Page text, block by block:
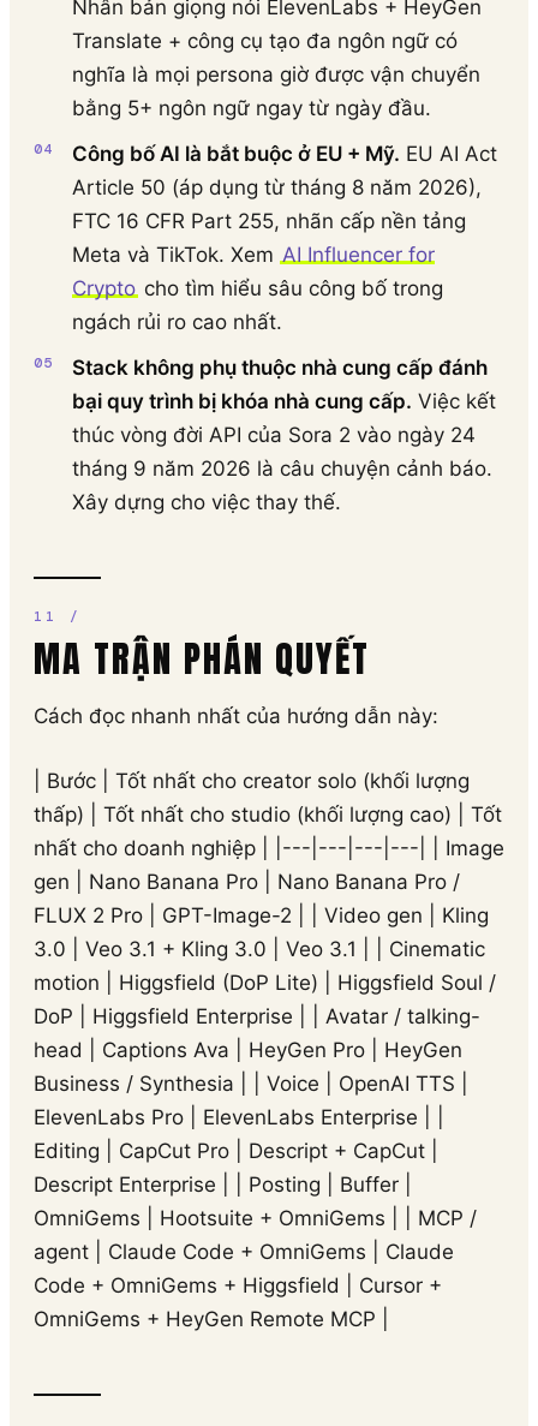
Nhân bản giọng nói ElevenLabs + HeyGen
Translate + công cụ tạo đa ngôn ngữ có
nghĩa là mọi persona giờ được vận chuyển
bằng 5+ ngôn ngữ ngay từ ngày đầu.
Công bố AI là bắt buộc ở EU + Mỹ. EU AI Act
Article 50 (áp dụng từ tháng 8 năm 2026),
FTC 16 CFR Part 255, nhãn cấp nền tảng
Meta và TikTok. Xem AI Influencer for
Crypto cho tìm hiểu sâu công bố trong
ngách rủi ro cao nhất.
Stack không phụ thuộc nhà cung cấp đánh
bại quy trình bị khóa nhà cung cấp. Việc kết
thúc vòng đời API của Sora 2 vào ngày 24
tháng 9 năm 2026 là câu chuyện cảnh báo.
Xây dựng cho việc thay thế.
MA TRẬN PHÁN QUYẾT
Cách đọc nhanh nhất của hướng dẫn này:
| Bước | Tốt nhất cho creator solo (khối lượng
thấp) | Tốt nhất cho studio (khối lượng cao) | Tốt
nhất cho doanh nghiệp | |---|---|---|---| | Image
gen | Nano Banana Pro | Nano Banana Pro /
FLUX 2 Pro | GPT-Image-2 | | Video gen | Kling
3.0 | Veo 3.1 + Kling 3.0 | Veo 3.1 | | Cinematic
motion | Higgsfield (DoP Lite) | Higgsfield Soul /
DoP | Higgsfield Enterprise | | Avatar / talking-
head | Captions Ava | HeyGen Pro | HeyGen
Business / Synthesia | | Voice | OpenAI TTS |
ElevenLabs Pro | ElevenLabs Enterprise | |
Editing | CapCut Pro | Descript + CapCut |
Descript Enterprise | | Posting | Buffer |
OmniGems | Hootsuite + OmniGems | | MCP /
agent | Claude Code + OmniGems | Claude
Code + OmniGems + Higgsfield | Cursor +
OmniGems + HeyGen Remote MCP |